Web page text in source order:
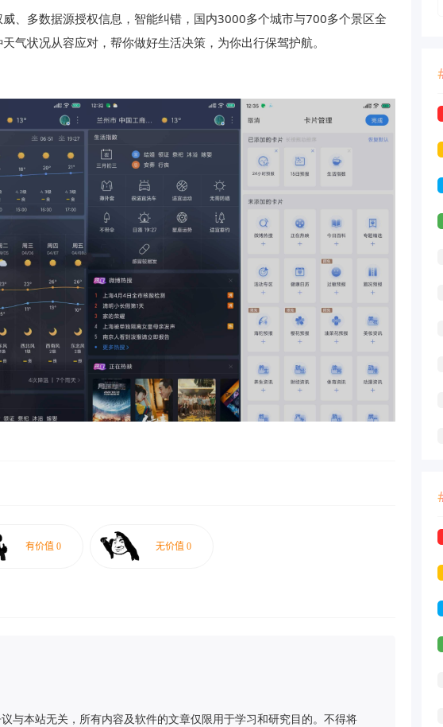
、多数据源授权信息，智能纠错，国内3000多个城市与700多个景区全
气状况从容应对，帮你做好生活决策，为你出行保驾护航。
与本站无关，所有内容及软件的文章仅限用于学习和研究目的。不得将